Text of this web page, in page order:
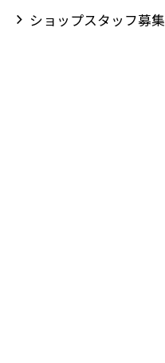
ショップスタッフ募集